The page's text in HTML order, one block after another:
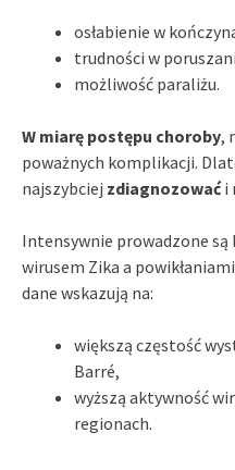
osłabienie w
trudności w
możliwość paraliżu.
W miarę postępu choroby,
poważnych komplikacji.
najszybciej zdiagnozowaći
Intensywnie prowadzone
wirusem Zika a
dane wskazują na:
większą częstość
Barré,
wyższą aktywność
regionach.